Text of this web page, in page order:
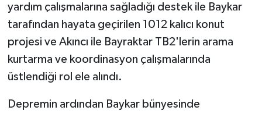
yardım çalışmalarına sağladığı destek ile Baykar
tarafından hayata geçirilen 1012 kalıcı konut
projesi ve Akıncı ile Bayraktar TB2'lerin arama
kurtarma ve koordinasyon çalışmalarında
üstlendiği rol ele alındı.
Depremin ardından Baykar bünyesinde